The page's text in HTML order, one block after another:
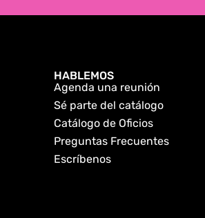
HABLEMOS
Agenda una reunión
Sé parte del catálogo
Catálogo de Oficios
Preguntas Frecuentes
Escríbenos